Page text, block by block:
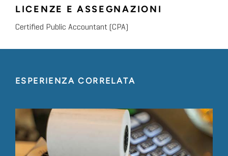
LICENZE E ASSEGNAZIONI
Certified Public Accountant (CPA)
ESPERIENZA CORRELATA